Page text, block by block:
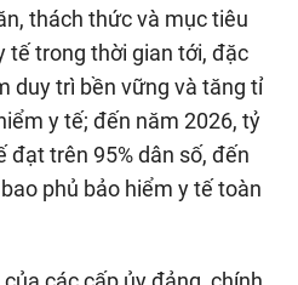
thách thức và mục tiêu
tế trong thời gian tới, đặc
duy trì bền vững và tăng tỉ
y tế; đến năm 2026, tỷ
đạt trên 95% dân số, đến
phủ bảo hiểm y tế toàn